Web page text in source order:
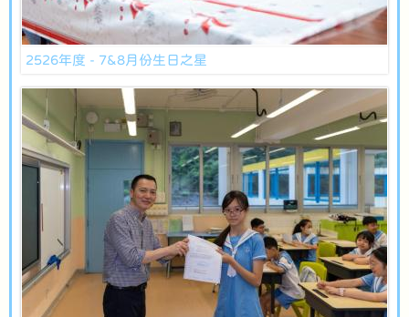
2526年度 - 7&8月份生日之星